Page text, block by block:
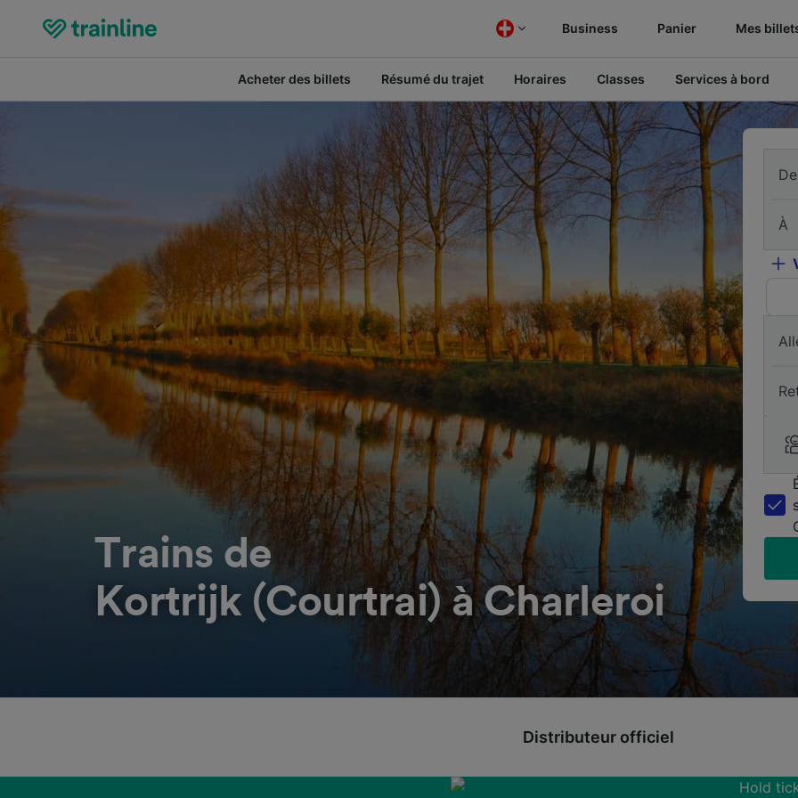
Business Panier Mes
Acheter des billets Résumé du trajet Horaires Classes Services à bord
Trains de
Kortrijk (Courtrai) à Charleroi
De
À
Distributeur officiel